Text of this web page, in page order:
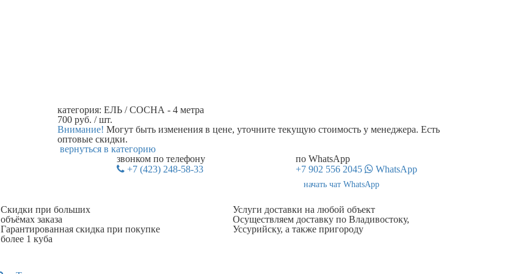
категория: ЕЛЬ / СОСНА - 4 метра
700 руб. / шт.
Внимание! Могут быть изменения в цене, уточните текущую стоимость у менеджера. Есть
оптовые скидки.
вернуться в категорию
звонком по телефону
+7 (423) 248-58-33
по WhatsApp
+7 902 556 2045
WhatsApp
начать чат WhatsApp
Скидки при больших
объёмах заказа
Гарантированная скидка при покупке
более 1 куба
Услуги доставки на любой объект
Осуществляем доставку по Владивостоку,
Уссурийску, а также пригороду